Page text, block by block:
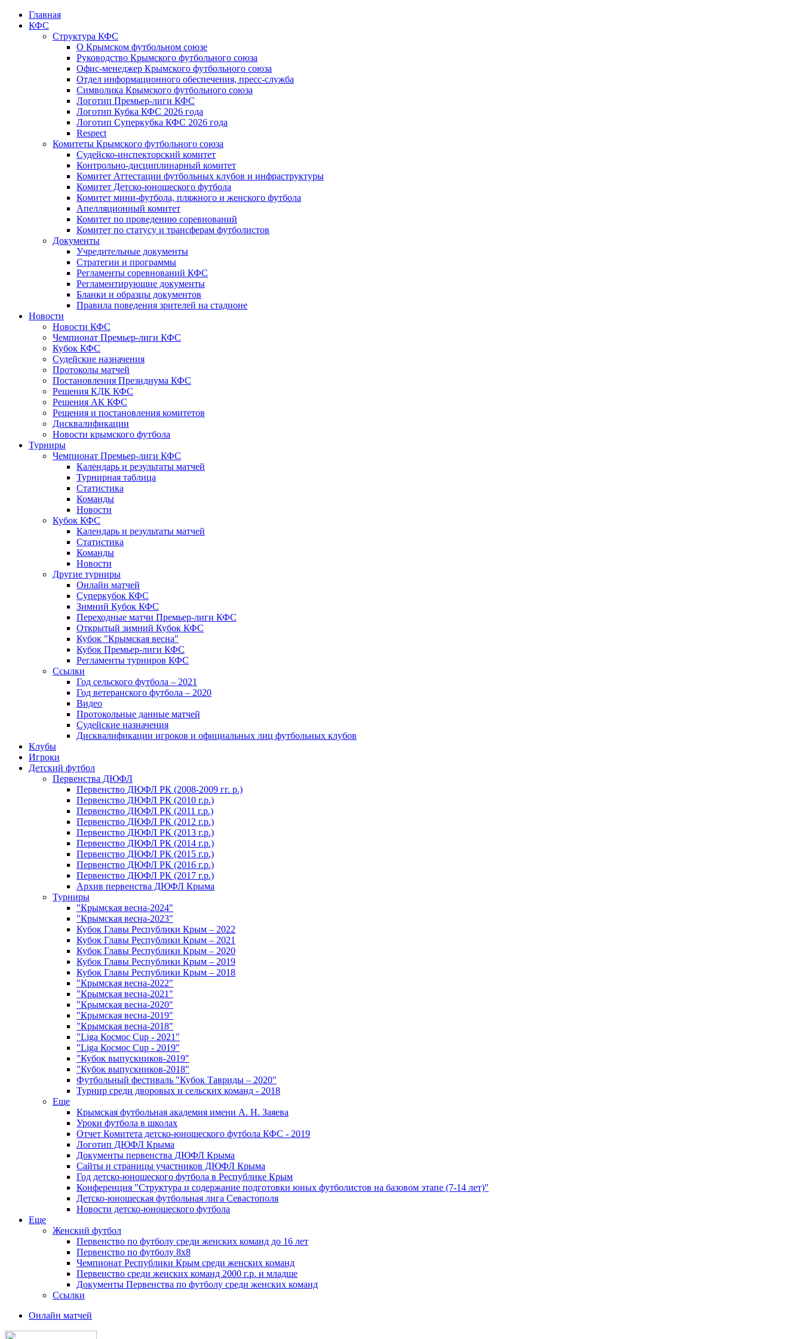
Главная
КФС
Структура КФС
О Крымском футбольном союзе
Руководство Крымского футбольного союза
Офис-менеджер Крымского футбольного союза
Отдел информационного обеспечения, пресс-служба
Символика Крымского футбольного союза
Логотип Премьер-лиги КФС
Логотип Кубка КФС 2026 года
Логотип Суперкубка КФС 2026 года
Respect
Комитеты Крымского футбольного союза
Судейско-инспекторский комитет
Контрольно-дисциплинарный комитет
Комитет Аттестации футбольных клубов и инфраструктуры
Комитет Детско-юношеского футбола
Комитет мини-футбола, пляжного и женского футбола
Апелляционный комитет
Комитет по проведению соревнований
Комитет по статусу и трансферам футболистов
Документы
Учредительные документы
Стратегии и программы
Регламенты соревнований КФС
Регламентирующие документы
Бланки и образцы документов
Правила поведения зрителей на стадионе
Новости
Новости КФС
Чемпионат Премьер-лиги КФС
Кубок КФС
Судейские назначения
Протоколы матчей
Постановления Президиума КФС
Решения КДК КФС
Решения АК КФС
Решения и постановления комитетов
Дисквалификации
Новости крымского футбола
Турниры
Чемпионат Премьер-лиги КФС
Календарь и результаты матчей
Турнирная таблица
Статистика
Команды
Новости
Кубок КФС
Календарь и результаты матчей
Статистика
Команды
Новости
Другие турниры
Онлайн матчей
Суперкубок КФС
Зимний Кубок КФС
Переходные матчи Премьер-лиги КФС
Открытый зимний Кубок КФС
Кубок "Крымская весна"
Кубок Премьер-лиги КФС
Регламенты турниров КФС
Ссылки
Год сельского футбола – 2021
Год ветеранского футбола – 2020
Видео
Протокольные данные матчей
Судейские назначения
Дисквалификации игроков и официальных лиц футбольных клубов
Клубы
Игроки
Детский футбол
Первенства ДЮФЛ
Первенство ДЮФЛ РК (2008-2009 гг. р.)
Первенство ДЮФЛ РК (2010 г.р.)
Первенство ДЮФЛ РК (2011 г.р.)
Первенство ДЮФЛ РК (2012 г.р.)
Первенство ДЮФЛ РК (2013 г.р.)
Первенство ДЮФЛ РК (2014 г.р.)
Первенство ДЮФЛ РК (2015 г.р.)
Первенство ДЮФЛ РК (2016 г.р.)
Первенство ДЮФЛ РК (2017 г.р.)
Архив первенства ДЮФЛ Крыма
Турниры
"Крымская весна-2024"
"Крымская весна-2023"
Кубок Главы Республики Крым – 2022
Кубок Главы Республики Крым – 2021
Кубок Главы Республики Крым – 2020
Кубок Главы Республики Крым – 2019
Кубок Главы Республики Крым – 2018
"Крымская весна-2022"
"Крымская весна-2021"
"Крымская весна-2020"
"Крымская весна-2019"
"Крымская весна-2018"
"Liga Космос Cup - 2021"
"Liga Космос Cup - 2019"
"Кубок выпускников-2019"
"Кубок выпускников-2018"
Футбольный фестиваль "Кубок Тавриды – 2020"
Турнир среди дворовых и сельских команд - 2018
Еще
Крымская футбольная академия имени А. Н. Заяева
Уроки футбола в школах
Отчет Комитета детско-юношеского футбола КФС - 2019
Логотип ДЮФЛ Крыма
Документы первенства ДЮФЛ Крыма
Сайты и страницы участников ДЮФЛ Крыма
Год детско-юношеского футбола в Республике Крым
Конференция "Структура и содержание подготовки юных футболистов на базовом этапе (7-14 лет)"
Детско-юношеская футбольная лига Севастополя
Новости детско-юношеского футбола
Еще
Женский футбол
Первенство по футболу среди женских команд до 16 лет
Первенство по футболу 8х8
Чемпионат Республики Крым среди женских команд
Первенство среди женских команд 2000 г.р. и младше
Документы Первенства по футболу среди женских команд
Ссылки
Онлайн матчей